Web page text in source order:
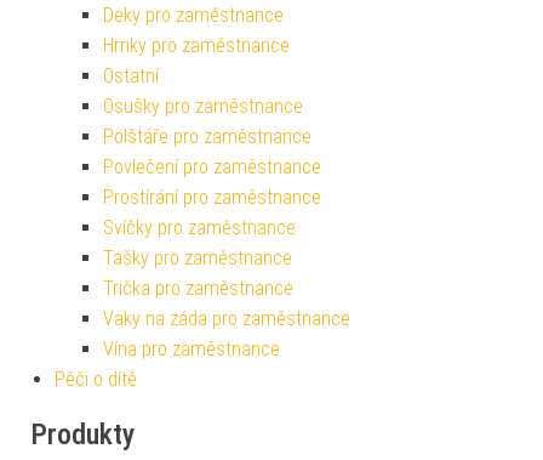
Deky pro zaměstnance
Hrnky pro zaměstnance
Ostatní
Osušky pro zaměstnance
Polštáře pro zaměstnance
Povlečení pro zaměstnance
Prostírání pro zaměstnance
Svíčky pro zaměstnance
Tašky pro zaměstnance
Trička pro zaměstnance
Vaky na záda pro zaměstnance
Vína pro zaměstnance
Péči o dítě
Produkty